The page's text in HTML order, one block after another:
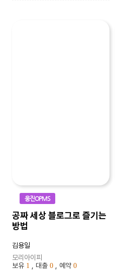
웅진OPMS
공짜 세상 블로그로 즐기는
방법
김용일
모리아이피
보유 1 , 대출 0 , 예약 0